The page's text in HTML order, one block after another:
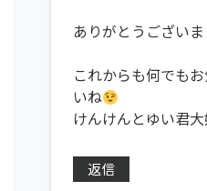
ありがとうござい
これからも何でも
いね
けんけんとゆい君
返信